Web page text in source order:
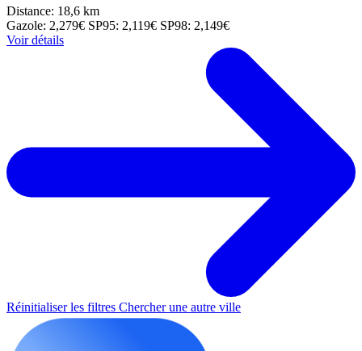
Distance: 18,6 km
Gazole: 2,279€ SP95: 2,119€ SP98: 2,149€
Voir détails
Réinitialiser les filtres Chercher une autre ville